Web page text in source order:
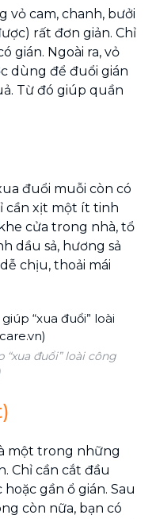
vỏ cam, chanh, bưởi
rất đơn giản. Chỉ
gián. Ngoài ra, vỏ
dùng để đuổi gián
Từ đó giúp quần
đuổi muỗi còn có
cần xịt một ít tinh
cửa trong nhà, tổ
dầu sả, hương sả
chịu, thoải mái
đuổi” loài công
một trong những
Chỉ cần cắt đầu
gần ổ gián. Sau
còn nữa, bạn có